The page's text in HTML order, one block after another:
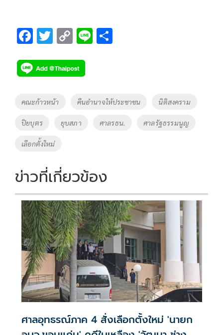
F
e
b
o
k
T
tt
er
C
p
y
Li
k
Li
Tags
คณะก้าวหน้า คืนอำนาจให้ประชาชน นิติสงคราม
ปิยบุตร ยุบสภา ศาลรธน. ศาลรัฐธรรมนูญ
เลือกตั้งใหม่
ข่าวที่เกี่ยวข้อง
ศาลอุทธรณ์ภาค 4 สั่งเลือกตั้งใหม่ 'นายก